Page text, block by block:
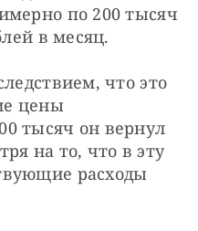
по 200 тысяч
в месяц.
что это
цены
тысяч он вернул
на то, что в эту
расходы